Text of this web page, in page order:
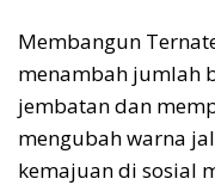
Membangun
menambah jumlah
jembatan dan
mengubah warna
kemajuan di sosial